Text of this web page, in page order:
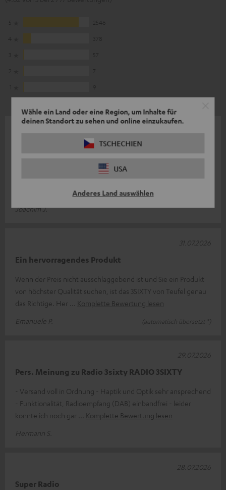
Wähle ein Land oder eine Region, um Inhalte für
deinen Standort zu sehen und online einzukaufen.
TSCHECHIEN
USA
Anderes Land auswählen
mega teil, einfache bedienung, einfach super ! sollte aber an
freundlichen Grüßen jo
Komplette Bewertung lesen
Joachim J.
Ein hervorragendes Produkt
Wenn der Preis nicht ausschlaggebend ist und Sie ein Produkt
von höchster Qualität suchen, ist das 3SIXTY von Teufel genau
das Richtige. Her
Komplette Bewertung lesen
Emanuele P.
(automatisch übersetzt *)
31.07.2026
Pers. Meinung zu Radio 3sixty RADIO 3SIXTY
- Versand voll in Ordnung - Haptik und Optik sehr ansprechend
- Funktionalität, Radioempfang (DAB) einbandfrei - leider
konnte ich noch gar
Komplette Bewertung lesen
Hermann S.
29.07.2026
Super Radio
28.07.2026